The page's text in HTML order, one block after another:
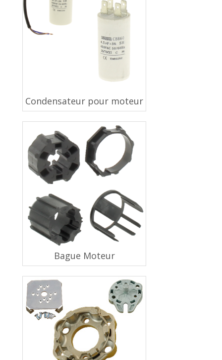
Condensateur pour moteur
Bague Moteur